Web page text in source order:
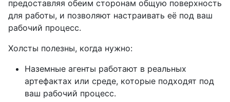
предоставляя обеим сторонам общую поверхность
для работы, и позволяют настраивать её под ваш
рабочий процесс.
Холсты полезны, когда нужно:
Наземные агенты работают в реальных
артефактах или среде, которые подходят под
ваш рабочий процесс.